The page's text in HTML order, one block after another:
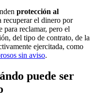
protección al
recuperar el dinero por
para reclamar, pero el
del tipo de contrato, de la
ejercitada, como
sin aviso.
puede ser